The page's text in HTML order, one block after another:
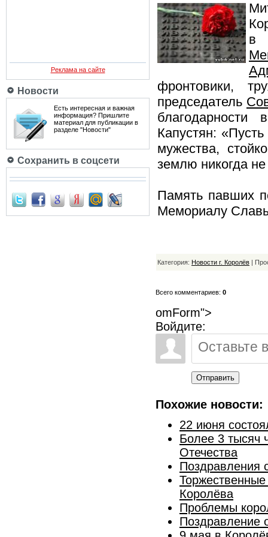
Реклама на сайте
Новости
Есть интересная и важная
информация? Пришлите
материал для публикации в
разделе "Новости"
Сохранить в соцсети
в
фронтовики,
председатель
Капустян:
мужества,
землю никогда
Память павших
Мемориалу
Категория: Новости г. Королёв |
Всего комментариев: 0
omForm">
Войдите:
Отправить
Похожие новости:
22 июня
Более 3 тысяч
Отечества
Поздравления
Королёва
Проблемы
Поздравление